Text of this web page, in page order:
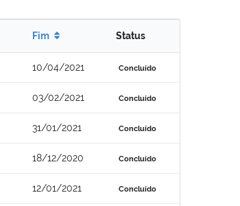
Fim Status
10/04/2021 Concluído
03/02/2021 Concluído
31/01/2021 Concluído
18/12/2020 Concluído
12/01/2021 Concluído